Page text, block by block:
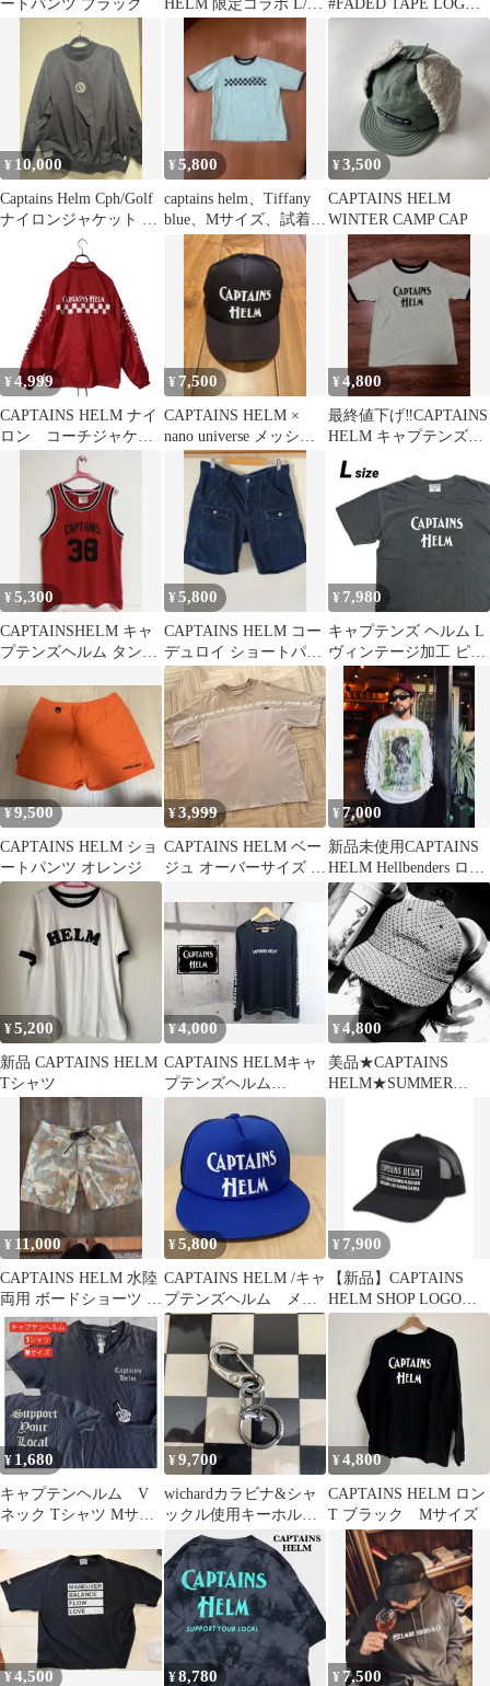
ートパンツ ブラック
HELM 限定コラボ L/S
TEE
#FADED TAPE LOGO
LS Tee Ｍ
¥ 10,000
Captains Helm Cph/Golf
ナイロンジャケット ブ
¥5,800
captains helm、Tiffany
blue、Mサイズ、試着の
¥3,500
CAPTAINS HELM
WINTER CAMP CAP
¥ 4,999
CAPTAINS HELM ナイ
ロン コーチジャケッ
ト 袖ロゴ バックプ
¥ 7,500
CAPTAINS HELM ×
nano universe メッシュ
キャップ
¥4,800
最終値下げ‼️CAPTAINS
HELM キャプテンズヘ
ルム リンガーTシャ
ツ
¥5,300
CAPTAINSHELM キャ
プテンズヘルム タンク
¥5,800
CAPTAINS HELM コー
デュロイ ショートパン
ツ インディゴ染めXL
¥ 7,980
キャプテンズ ヘルム L
ヴィンテージ加工 ピグ
メント Tシャツ
¥9,500
CAPTAINS HELM ショ
ートパンツ オレンジ
¥3,999
CAPTAINS HELM ベー
ジュ オーバーサイズ T
¥ 7,000
新品未使用CAPTAINS
HELM Hellbenders ロン
tee サイケ
¥5,200
新品 CAPTAINS HELM
Tシャツ
¥4,000
CAPTAINS HELMキャ
プテンズヘルム
WONDER MAKERロン
¥4,800
美品★CAPTAINS
HELM★SUMMER
¥ 11,000
CAPTAINS HELM 水陸
両用 ボードショーツ シ
ョートパンツ カモフラ
¥5,800
CAPTAINS HELM /キャ
プテンズヘルム メッ
シュキャップ
¥ 7,900
【新品】CAPTAINS
HELM SHOP LOGO
MESH CAP
¥ 1,680
キャプテンヘルム V
ネック Tシャツ Mサイ
¥9,700
wichardカラビナ&シャ
ックル使用キーホルダ
ー 1950年代復刻キー
リング
¥4,800
CAPTAINS HELM ロン
T ブラック Mサイズ
¥4,500 ¥8,780 ¥ 7,500